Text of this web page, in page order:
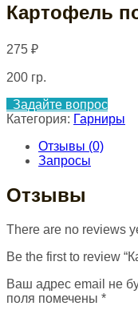
Картофель
275 ₽
200 гр.
Задайте вопрос
Категория: Гарниры
Отзывы (0)
Запросы
Отзывы
There are no reviews
Be the first to review
Ваш адрес email не
поля помечены *